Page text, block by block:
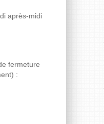
après-midi
fermeture
: